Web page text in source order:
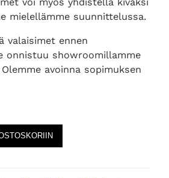
mielellämme suunnittelussa.
valaisimet ennen
onnistuu showroomillamme
avoinna sopimuksen